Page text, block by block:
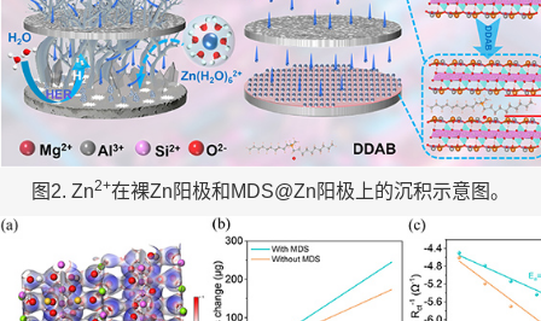
图2. Zn2+在裸Zn阳极和MDS@Zn阳极上的沉积示意图。